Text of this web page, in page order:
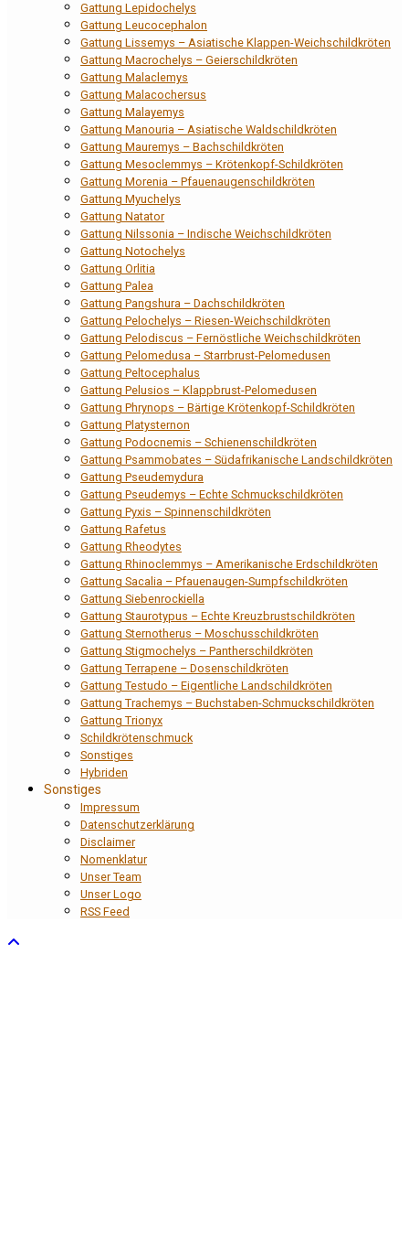
Gattung Lepidochelys
Gattung Leucocephalon
Gattung Lissemys – Asiatische Klappen-Weichschildkröten
Gattung Macrochelys – Geierschildkröten
Gattung Malaclemys
Gattung Malacochersus
Gattung Malayemys
Gattung Manouria – Asiatische Waldschildkröten
Gattung Mauremys – Bachschildkröten
Gattung Mesoclemmys – Krötenkopf-Schildkröten
Gattung Morenia – Pfauenaugenschildkröten
Gattung Myuchelys
Gattung Natator
Gattung Nilssonia – Indische Weichschildkröten
Gattung Notochelys
Gattung Orlitia
Gattung Palea
Gattung Pangshura – Dachschildkröten
Gattung Pelochelys – Riesen-Weichschildkröten
Gattung Pelodiscus – Fernöstliche Weichschildkröten
Gattung Pelomedusa – Starrbrust-Pelomedusen
Gattung Peltocephalus
Gattung Pelusios – Klappbrust-Pelomedusen
Gattung Phrynops – Bärtige Krötenkopf-Schildkröten
Gattung Platysternon
Gattung Podocnemis – Schienenschildkröten
Gattung Psammobates – Südafrikanische Landschildkröten
Gattung Pseudemydura
Gattung Pseudemys – Echte Schmuckschildkröten
Gattung Pyxis – Spinnenschildkröten
Gattung Rafetus
Gattung Rheodytes
Gattung Rhinoclemmys – Amerikanische Erdschildkröten
Gattung Sacalia – Pfauenaugen-Sumpfschildkröten
Gattung Siebenrockiella
Gattung Staurotypus – Echte Kreuzbrustschildkröten
Gattung Sternotherus – Moschusschildkröten
Gattung Stigmochelys – Pantherschildkröten
Gattung Terrapene – Dosenschildkröten
Gattung Testudo – Eigentliche Landschildkröten
Gattung Trachemys – Buchstaben-Schmuckschildkröten
Gattung Trionyx
Schildkrötenschmuck
Sonstiges
Hybriden
Sonstiges
Impressum
Datenschutzerklärung
Disclaimer
Nomenklatur
Unser Team
Unser Logo
RSS Feed